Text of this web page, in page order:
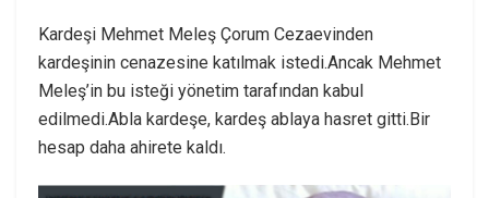
Kardeşi Mehmet Meleş Çorum Cezaevinden
kardeşinin cenazesine katılmak istedi.Ancak Mehmet
Meleş’in bu isteği yönetim tarafından kabul
edilmedi.Abla kardeşe, kardeş ablaya hasret gitti.Bir
hesap daha ahirete kaldı.